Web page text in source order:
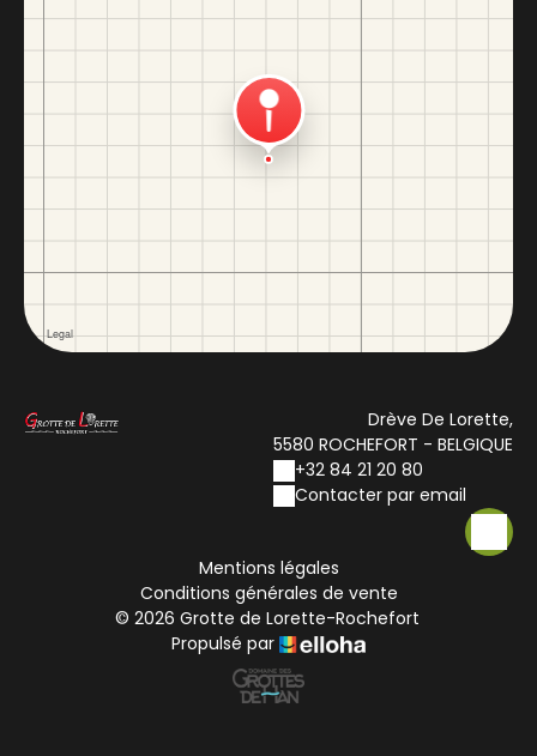
Drève De Lorette,
5580 ROCHEFORT - BELGIQUE
+32 84 21 20 80
Contacter par email
Mentions légales
Conditions générales de vente
© 2026 Grotte de Lorette-Rochefort
Propulsé par